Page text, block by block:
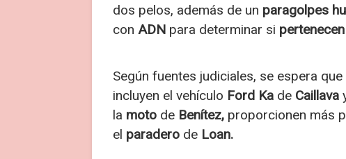
dos pelos, además de un paragolpes
con ADN para determinar si pertenecen
Según fuentes judiciales, se espera
incluyen el vehículo Ford Ka de Caillava
la moto de Benítez, proporcionen más
el paradero de Loan.